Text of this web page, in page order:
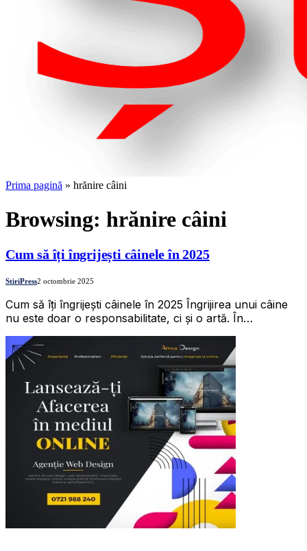
Prima pagină » hrănire câini
Browsing: hrănire câini
Cum să îți îngrijești câinele în 2025
StiriPress2 octombrie 2025
Cum să îți îngrijești câinele în 2025 Îngrijirea unui câine
nu este doar o responsabilitate, ci și o artă. În…